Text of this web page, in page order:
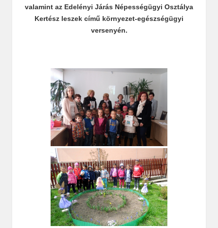
valamint az Edelényi Járás Népességügyi Osztálya
Kertész leszek című környezet-egészségügyi
versenyén.